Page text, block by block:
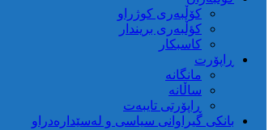
کۆڵبەری کوژراو
کؤڵبەری بریندار
کاسبکار
ڕاپۆرت
مانگانە
ساڵانە
ڕاپۆرتی تایبەت
بانکی گیراوانی سیاسی و لەسێدارەدراو